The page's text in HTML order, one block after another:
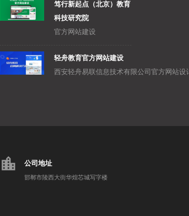
笃行新起点（北京）教育
科技研究院
官方网站建设
轻舟教育官方网站建设
location_city 公司地址
邯郸市陵西大街华煌芯城写字楼